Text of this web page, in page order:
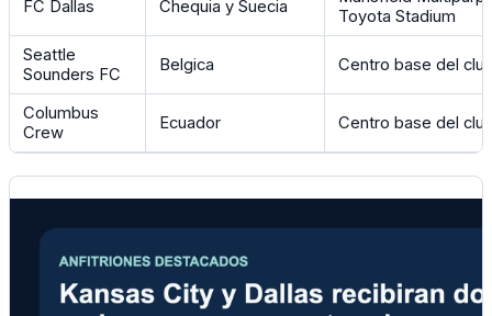
FC Dallas Chequia y Suecia
Toyota Stadium
Seattle
Sounders FC
Belgica Centro base del
Columbus
Crew
Ecuador Centro base del